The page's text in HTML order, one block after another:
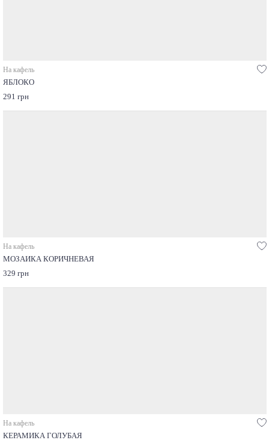
На кафель
ЯБЛОКО
291 грн
На кафель
МОЗАИКА КОРИЧНЕВАЯ
329 грн
На кафель
КЕРАМИКА ГОЛУБАЯ